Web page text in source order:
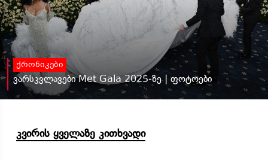
ქრონიკები
ვარსკვლავები Met Gala 2025-ზე | ფოტოები
კვირის ყველაზე კითხვადი